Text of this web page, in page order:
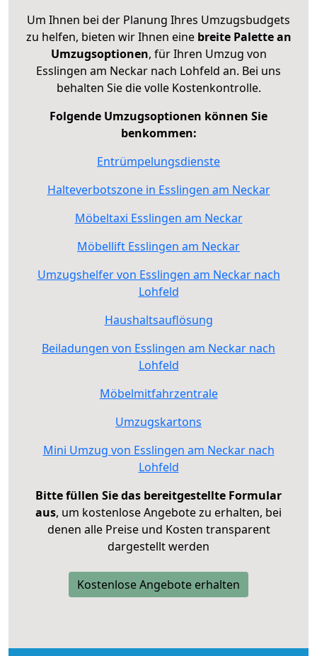
Um Ihnen bei der Planung Ihres Umzugsbudgets
zu helfen, bieten wir Ihnen eine breite Palette an
Umzugsoptionen, für Ihren Umzug von
Esslingen am Neckar nach Lohfeld an. Bei uns
behalten Sie die volle Kostenkontrolle.
Folgende Umzugsoptionen können Sie
benkommen:
Entrümpelungsdienste
Halteverbotszone in Esslingen am Neckar
Möbeltaxi Esslingen am Neckar
Möbellift Esslingen am Neckar
Umzugshelfer von Esslingen am Neckar nach
Lohfeld
Haushaltsauflösung
Beiladungen von Esslingen am Neckar nach
Lohfeld
Möbelmitfahrzentrale
Umzugskartons
Mini Umzug von Esslingen am Neckar nach
Lohfeld
Bitte füllen Sie das bereitgestellte Formular
aus, um kostenlose Angebote zu erhalten, bei
denen alle Preise und Kosten transparent
dargestellt werden
Kostenlose Angebote erhalten